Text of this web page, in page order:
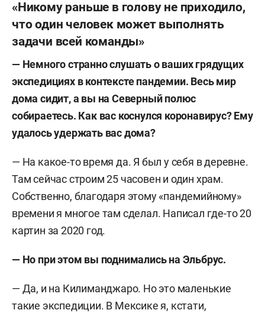
«Никому раньше в голову не приходило,
что один человек может выполнять
задачи всей команды»
— Немного странно слушать о ваших грядущих
экспедициях в контексте пандемии. Весь мир
дома сидит, а вы на Северный полюс
собираетесь. Как вас коснулся коронавирус? Ему
удалось удержать вас дома?
— На какое-то время да. Я был у себя в деревне.
Там сейчас строим 25 часовен и один храм.
Собственно, благодаря этому «пандемийному»
времени я многое там сделал. Написал где-то 20
картин за 2020 год.
— Но при этом вы поднимались на Эльбрус.
— Да, и на Килиманджаро. Но это маленькие
такие экспедиции. В Мексике я, кстати,